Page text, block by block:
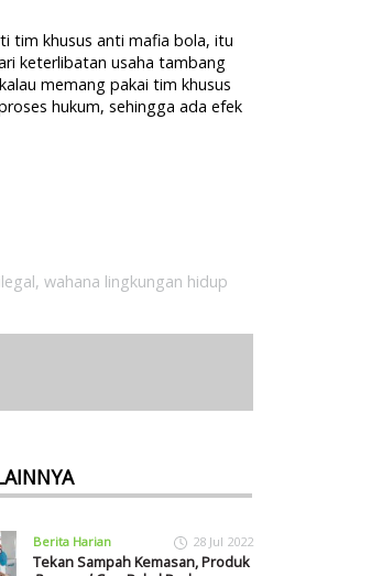
tim khusus anti mafia bola, itu
keterlibatan usaha tambang
memang pakai tim khusus
hukum, sehingga ada efek
, wahana lingkungan hidup
Berita Harian 28 Jul 2022
Tekan Sampah Kemasan, Produk